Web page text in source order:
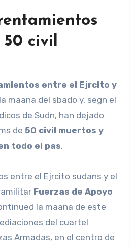
50 civil
entre el Ejrcito y
maana del sbado y, segn el
de Sudn, han dejado
de 50 civil muertos y
todo el pas.
entre el Ejrcito sudans y el
Fuerzas de Apoyo
la maana de este
del cuartel
Armadas, en el centro de